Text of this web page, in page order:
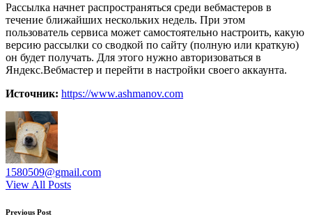
Рассылка начнет распространяться среди вебмастеров в
течение ближайших нескольких недель. При этом
пользователь сервиса может самостоятельно настроить, какую
версию рассылки со сводкой по сайту (полную или краткую)
он будет получать. Для этого нужно авторизоваться в
Яндекс.Вебмастер и перейти в настройки своего аккаунта.
Источник: https://www.ashmanov.com
1580509@gmail.com
View All Posts
Previous Post